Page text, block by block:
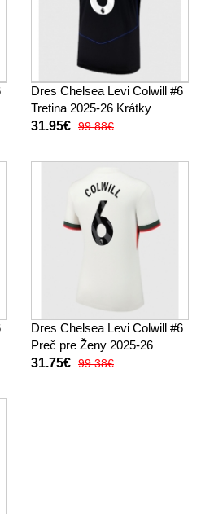
Dres Chelsea Levi Colwill #6
Tretina 2025-26 Krátky
Rukáv
31.95€ 99.88€
Dres Chelsea Levi Colwill #6
Preč pre Ženy 2025-26
Krátky Rukáv
31.75€ 99.38€